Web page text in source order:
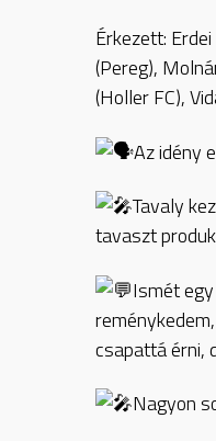
Érkezett:
(Pereg),
(Holler FC),
Az idény
Tavaly
tavaszt
Ismét
csapattá érni,
Nagyon